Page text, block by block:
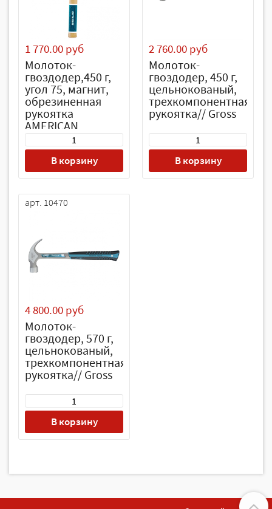
1 770.00 руб
Молоток-
гвоздодер,450 г,
угол 75, магнит,
обрезиненная
рукоятка
AMERICAN
HICKORY // GROSS
В корзину
2 760.00 руб
Молоток-
гвоздодер, 450 г,
цельнокованый,
трехкомпонентная
рукоятка// Gross
В корзину
арт. 10470
4 800.00 руб
Молоток-
гвоздодер, 570 г,
цельнокованый,
трехкомпонентная
рукоятка// Gross
В корзину